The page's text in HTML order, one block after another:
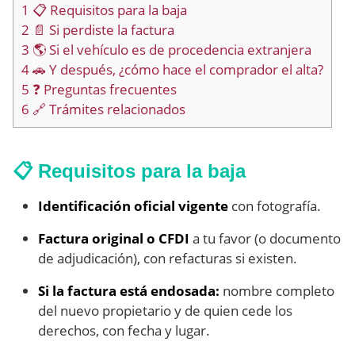
1 📋 Requisitos para la baja
2 📄 Si perdiste la factura
3 🌎 Si el vehículo es de procedencia extranjera
4🚗 Y después, ¿cómo hace el comprador el alta?
5 ❓ Preguntas frecuentes
6 🔗 Trámites relacionados
📋 Requisitos para la baja
Identificación oficial vigente con fotografía.
Factura original o CFDI a tu favor (o documento
de adjudicación), con refacturas si existen.
Si la factura está endosada: nombre completo
del nuevo propietario y de quien cede los
derechos, con fecha y lugar.